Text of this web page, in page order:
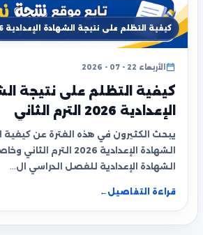
كيفية التظلم على نتيجة الشهادة الإعدادية 2026 الترم الثاني
الأربعاء 22 - 07 - 2026
كيفية التظلم على نتيجة
الإعدادية 2026 الترم الثاني
يبحث الكثيرون في هذه الفترة عن كيفية
الشهادة الإعدادية 2026
الشهادة الإعدادية للفصل الدراسي ال…
قراءة التفاصيل ←